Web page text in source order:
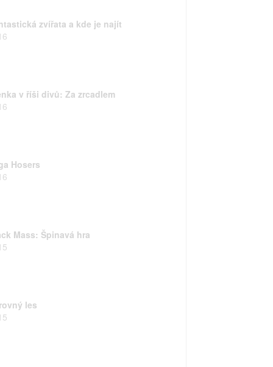
zvířata a kde je najít
v říši divů: Za zrcadlem
Hosers
Mass: Špinavá hra
les